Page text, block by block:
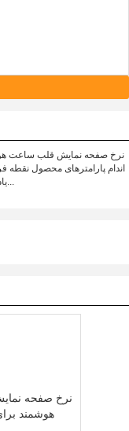
یادآوری خواب 2. شما به راحتی می توانید جایگزین بند، مد ل...